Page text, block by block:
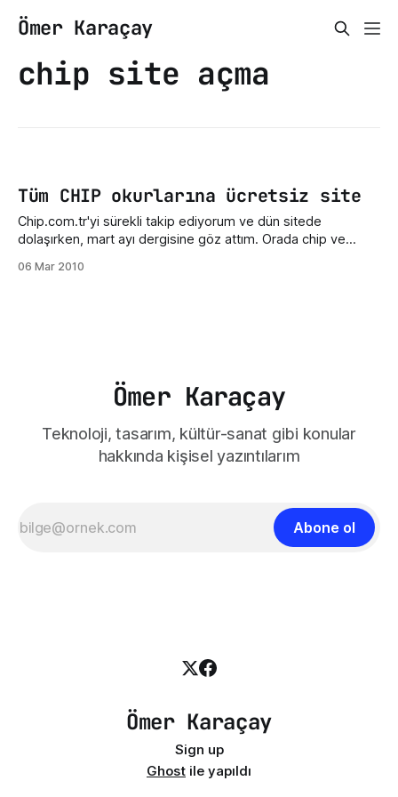
Ömer Karaçay
chip site açma
Tüm CHIP okurlarına ücretsiz site
Chip.com.tr'yi sürekli takip ediyorum ve dün sitede
dolaşırken, mart ayı dergisine göz attım. Orada chip ve
kampanyası gözüme çarptı ve bu akşam bir chip dergisi alıp
06 Mar 2010
Ömer Karaçay
Teknoloji, tasarım, kültür-sanat gibi konular
hakkında kişisel yazıntılarım
Abone ol
Ömer Karaçay
Sign up
Ghost ile yapıldı